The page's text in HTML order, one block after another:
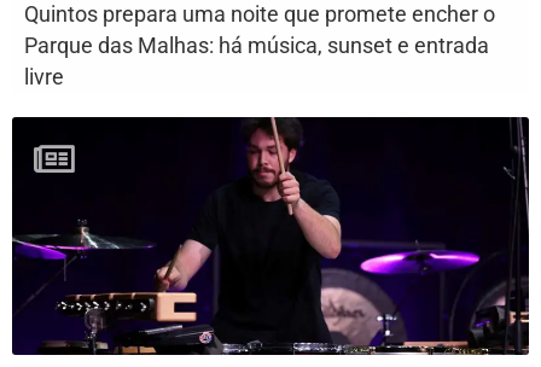
Quintos prepara uma noite que promete encher o
Parque das Malhas: há música, sunset e entrada
livre